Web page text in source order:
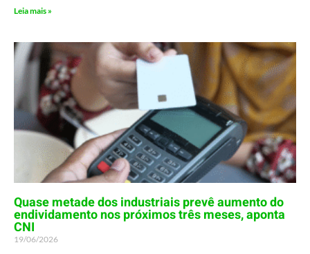
Leia mais »
Quase metade dos industriais prevê aumento do
endividamento nos próximos três meses, aponta
CNI
19/06/2026